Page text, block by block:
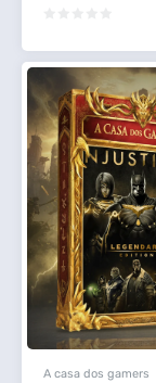
A casa dos gamers